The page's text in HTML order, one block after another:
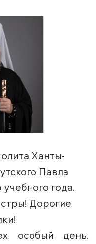
Ханты-
Павла
года.
Дорогие
особый день.